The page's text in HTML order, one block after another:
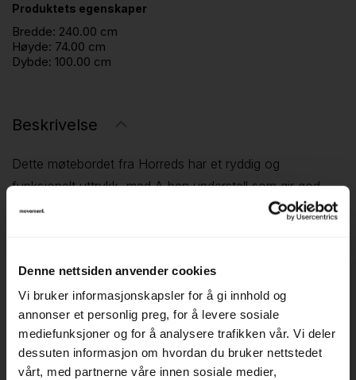
Denne nettsiden anvender cookies
Vi bruker informasjonskapsler for å gi innhold og
annonser et personlig preg, for å levere sosiale
mediefunksjoner og for å analysere trafikken vår. Vi deler
dessuten informasjon om hvordan du bruker nettstedet
vårt, med partnerne våre innen sosiale medier,
Produktets egenskaper
Bredde: 240.00 cm
Høyde: 74.00 cm
Dybde: 100.00 cm
Beskrivelse
Dette møtebordet fra Horreds har et ryddig og
funksjonelt uttrykk, med A-ben understell som gir god
stabilitet og et nøkternt helhetsinntrykk. Bordet egner seg
bordløsning.
Størrelsen på 240 × 100 cm gjør bordet godt egnet i
møterom og prosjektrom. Bordet har plass til 4 personer
på hver langside og 1 person på hver kortside, som gir 8–
10 personer totalt. Dybden gir god plass til PC-er,